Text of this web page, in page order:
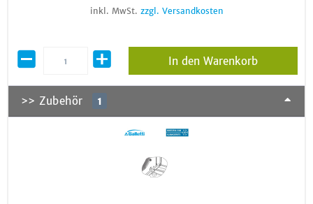
inkl. MwSt. zzgl. Versandkosten
In den Warenkorb
>> Zubehör 1